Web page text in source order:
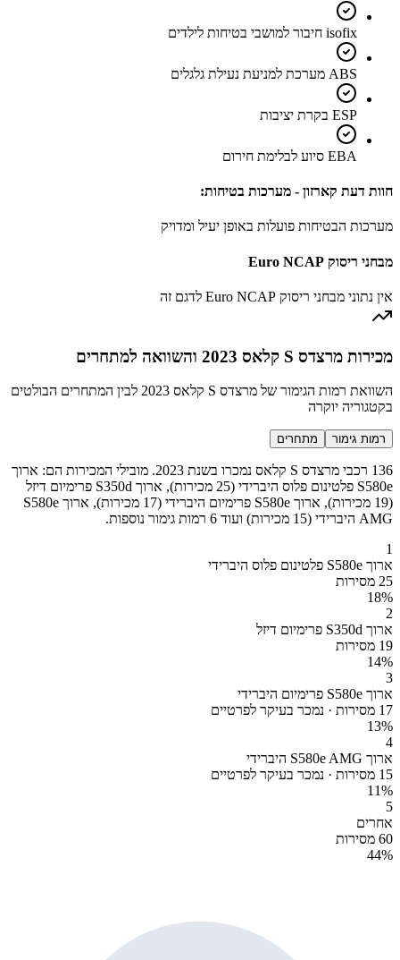
isofix חיבור למושבי בטיחות לילדים
ABS מערכת למניעת נעילת גלגלים
ESP בקרת יציבות
EBA סיוע לבלימת חירום
חוות דעת קארזון - מערכות בטיחות:
מערכות הבטיחות פועלות באופן יעיל ומדויק
מבחני ריסוק Euro NCAP
אין נתוני מבחני ריסוק Euro NCAP לדגם זה
מכירות מרצדס S קלאס 2023 והשוואה למתחרים
השוואת רמות הגימור של מרצדס S קלאס 2023 לבין המתחרים הבולטים
בקטגוריה יוקרה
רמות גימור מתחרים
136 רכבי מרצדס S קלאס נמכרו בשנת 2023. מובילי המכירות הם: ארוך
S580e פלטינום פלוס היברידי (25 מכירות), ארוך S350d פרימיום דיזל
(19 מכירות), ארוך S580e פרימיום היברידי (17 מכירות), ארוך S580e
AMG היברידי (15 מכירות) ועוד 6 רמות גימור נוספות.
1
ארוך S580e פלטינום פלוס היברידי
25 מסירות
18%
2
ארוך S350d פרימיום דיזל
19 מסירות
14%
3
ארוך S580e פרימיום היברידי
17 מסירות · נמכר בעיקר לפרטיים
13%
4
ארוך S580e AMG היברידי
15 מסירות · נמכר בעיקר לפרטיים
11%
5
אחרים
60 מסירות
44%